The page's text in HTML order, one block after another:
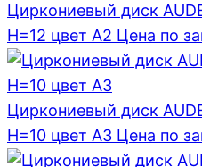
Циркониевый диск
H=12 цвет A2 Цена по
Циркониевый диск
H=10 цвет A3 Цена по